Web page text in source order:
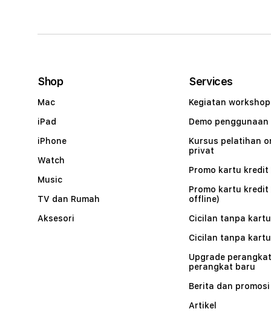
Shop
Mac
iPad
iPhone
Watch
Music
TV dan Rumah
Aksesori
Services
Kegiatan workshop
Demo penggunaan
Kursus pelatihan
privat
Promo kartu kredit
Promo kartu kredit
offline)
Cicilan tanpa
Cicilan tanpa
Upgrade
perangkat baru
Berita dan promosi
Artikel